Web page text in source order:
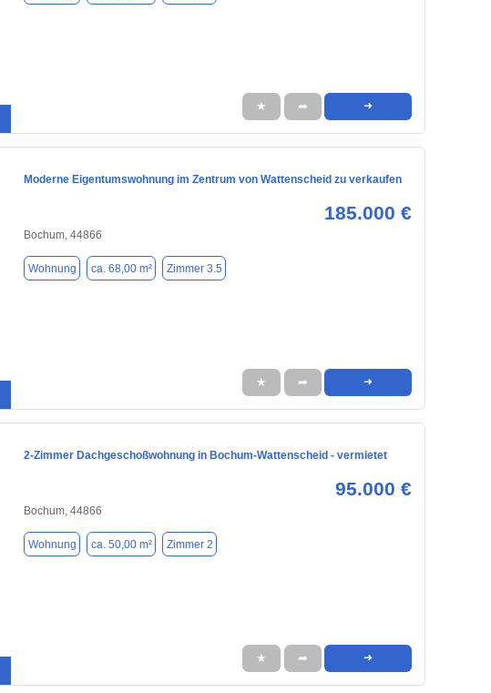
★ ➦ ➜
Moderne Eigentumswohnung im Zentrum von Wattenscheid zu verkaufen
185.000 €
Bochum, 44866
Wohnung ca. 68,00 m² Zimmer 3.5
★ ➦ ➜
2-Zimmer Dachgeschoßwohnung in Bochum-Wattenscheid - vermietet
95.000 €
Bochum, 44866
Wohnung ca. 50,00 m² Zimmer 2
★ ➦ ➜